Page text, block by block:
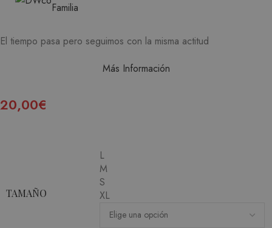
El tiempo pasa pero seguimos con la misma actitud
Más Información
20,00€
TAMAÑO
L
M
S
XL